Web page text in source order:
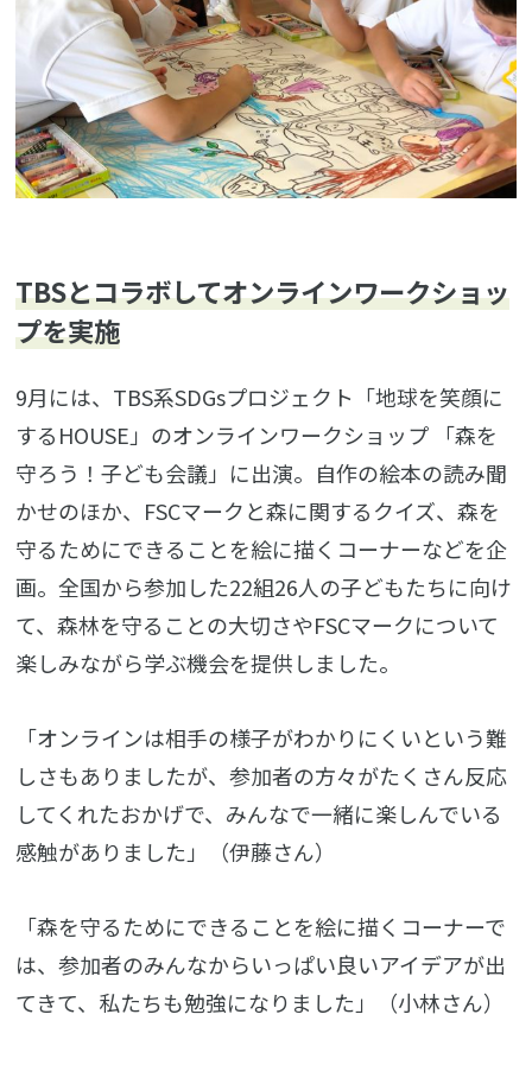
TBSとコラボしてオンラインワークショッ
プを実施
9月には、TBS系SDGsプロジェクト 「地球を笑顔に
するHOUSE」 のオンラインワークショップ 「森を
守ろう！子ども会議」に出演。自作の絵本の読み聞
かせのほか、FSCマークと森に関するクイズ、森を
守るためにできることを絵に描くコーナーなどを企
画。全国から参加した22組26人の子どもたちに向け
て、森林を守ることの大切さやFSCマークについて
楽しみながら学ぶ機会を提供しました。
「オンラインは相手の様子がわかりにくいという難
しさもありましたが、参加者の方々がたくさん反応
してくれたおかげで、みんなで一緒に楽しんでいる
感触がありました」（伊藤さん）
「森を守るためにできることを絵に描くコーナーで
は、参加者のみんなからいっぱい良いアイデアが出
てきて、私たちも勉強になりました」（小林さん）